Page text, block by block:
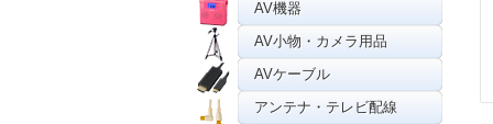
AV機器
AV小物・カメラ用品
AVケーブル
アンテナ・テレビ配線